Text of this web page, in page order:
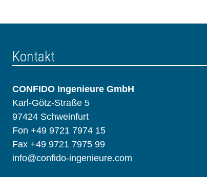
Kontakt
CONFIDO Ingenieure GmbH
Karl-Götz-Straße 5
97424 Schweinfurt
Fon +49 9721 7974 15
Fax +49 9721 7975 99
info@confido-ingenieure.com